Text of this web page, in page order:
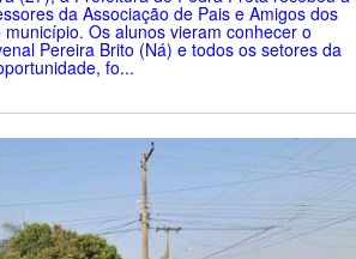
da Associação de Pais e Amigos dos
município. Os alunos vieram conhecer o
Pereira Brito (Ná) e todos os setores da
fo...